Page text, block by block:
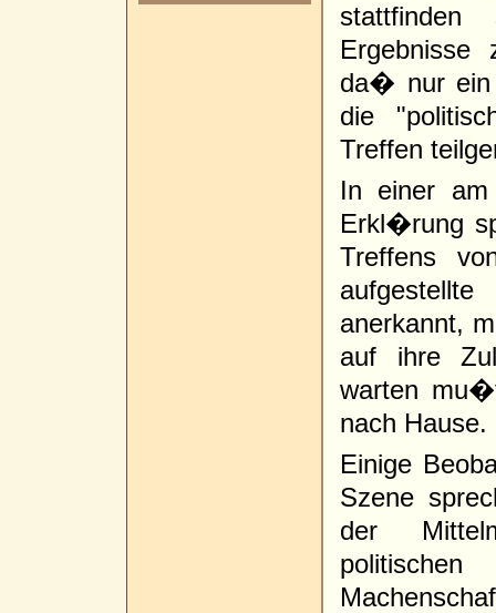
Ergebnisse
da� nur ein
die
Treffen
In einer am
Erkl�rung
Treffens
anerkannt,
auf ihre
warten
nach Hause.
Einige
Szene
der